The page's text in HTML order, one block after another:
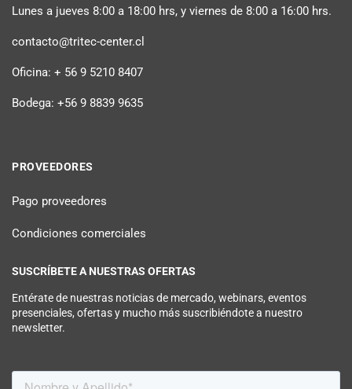
Lunes a jueves 8:00 a 18:00 hrs, y viernes de 8:00 a 16:00 hrs.
contacto@tritec-center.cl
Oficina: + 56 9 5210 8407
Bodega: +56 9 8839 9635
PROVEEDORES
Pago proveedores
Condiciones comerciales
SUSCRÍBETE A NUESTRAS OFERTAS
Entérate de nuestras noticias de mercado, webinars, eventos
presenciales, ofertas y mucho más suscribiéndote a nuestro
newsletter.